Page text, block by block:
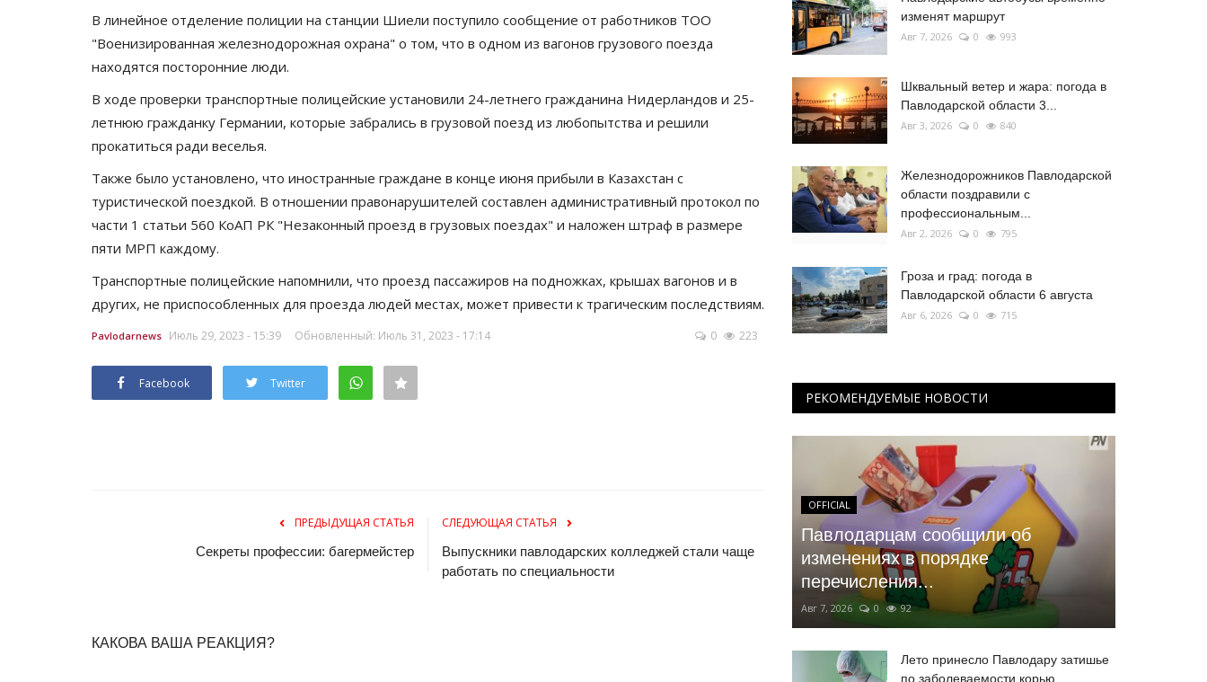
В линейное отделение полиции на станции Шиели поступило сообщение от работников ТОО
"Военизированная железнодорожная охрана" о том, что в одном из вагонов грузового поезда
находятся посторонние люди.
В ходе проверки транспортные полицейские установили 24-летнего гражданина Нидерландов и 25-
летнюю гражданку Германии, которые забрались в грузовой поезд из любопытства и решили
прокатиться ради веселья.
Также было установлено, что иностранные граждане в конце июня прибыли в Казахстан с
туристической поездкой. В отношении правонарушителей составлен административный протокол по
части 1 статьи 560 КоАП РК "Незаконный проезд в грузовых поездах" и наложен штраф в размере
пяти МРП каждому.
Транспортные полицейские напомнили, что проезд пассажиров на подножках, крышах вагонов и в
других, не приспособленных для проезда людей местах, может привести к трагическим последствиям.
Pavlodarnews Июль 29, 2023 - 15:39 Обновленный: Июль 31, 2023 - 17:14 0 223
Facebook Twitter
ПРЕДЫДУЩАЯ СТАТЬЯ
Секреты профессии: багермейстер
СЛЕДУЮЩАЯ СТАТЬЯ
Выпускники павлодарских колледжей стали чаще
работать по специальности
КАКОВА ВАША РЕАКЦИЯ?
изменят маршрут
Авг 7, 2026 0 993
Шквальный ветер и жара: погода в
Павлодарской области 3...
Авг 3, 2026 0 840
Железнодорожников Павлодарской
области поздравили с
профессиональным...
Авг 2, 2026 0 795
Гроза и град: погода в
Павлодарской области 6 августа
Авг 6, 2026 0 715
РЕКОМЕНДУЕМЫЕ НОВОСТИ
OFFICIAL
Павлодарцам сообщили об
изменениях в порядке
перечисления...
Авг 7, 2026 0 92
Лето принесло Павлодару затишье
по заболеваемости корью